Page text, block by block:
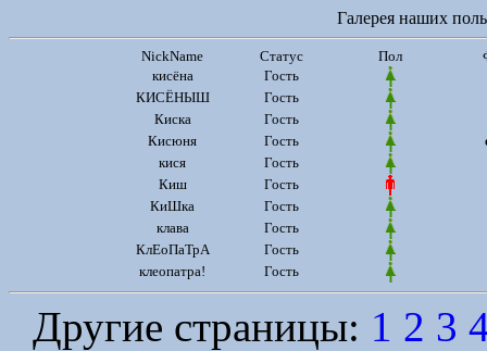
Галерея наших
NickName Статус Пол
кисёна
Гость
КИСЁНЫШ
Гость
Киска
Гость
Кисюня
Гость
кися
Гость
Киш
Гость
КиШка
Гость
клава
Гость
КлЕоПаТрА
Гость
клеопатра!
Гость
Другие страницы: 1 2 3